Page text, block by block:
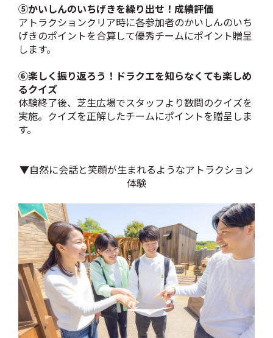
⑤かいしんのいちげきを繰り出せ！成績評価
アトラクションクリア時に各参加者のかいしんのいち
げきのポイントを合算して優秀チームにポイント贈呈
します。
⑥楽しく振り返ろう！ドラクエを知らなくても楽しめ
るクイズ
体験終了後、芝生広場でスタッフより数問のクイズを
実施。クイズを正解したチームにポイントを贈呈しま
す。
▼自然に会話と笑顔が生まれるようなアトラクション
体験